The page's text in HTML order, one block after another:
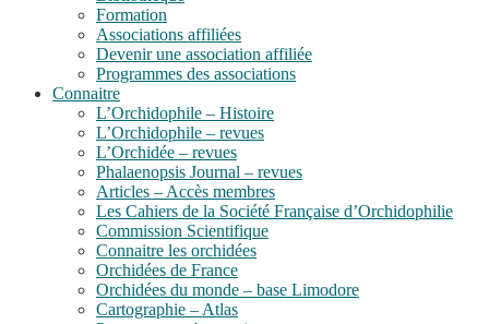
Formation
Associations affiliées
Devenir une association affiliée
Programmes des associations
Connaitre
L’Orchidophile – Histoire
L’Orchidophile – revues
L’Orchidée – revues
Phalaenopsis Journal – revues
Articles – Accès membres
Les Cahiers de la Société Française d’Orchidophilie
Commission Scientifique
Connaitre les orchidées
Orchidées de France
Orchidées du monde – base Limodore
Cartographie – Atlas